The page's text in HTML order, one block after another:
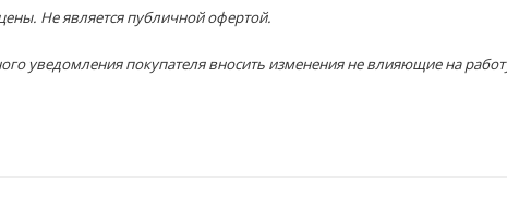
Не является публичной офертой.
уведомления покупателя вносить изменения не влияющие на